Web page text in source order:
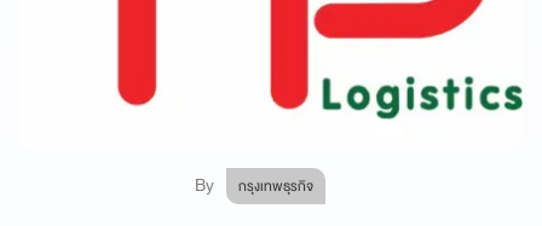
By กรุงเทพธุรกิจ